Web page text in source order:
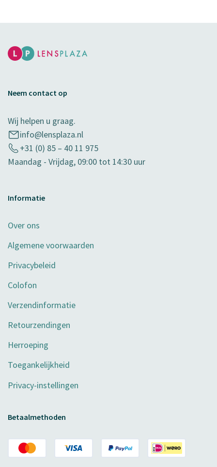
Neem contact op
Wij helpen u graag.
info@lensplaza.nl
+31 (0) 85 – 40 11 975
Maandag - Vrijdag, 09:00 tot 14:30 uur
Informatie
Over ons
Algemene voorwaarden
Privacybeleid
Colofon
Verzendinformatie
Retourzendingen
Herroeping
Toegankelijkheid
Privacy-instellingen
Betaalmethoden